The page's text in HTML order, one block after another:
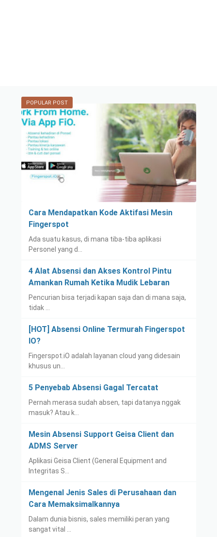
POPULAR POST
Cara Mendapatkan Kode Aktifasi Mesin
Fingerspot
Ada suatu kasus, di mana tiba-tiba aplikasi
Personel yang d…
4 Alat Absensi dan Akses Kontrol Pintu
Amankan Rumah Ketika Mudik Lebaran
Pencurian bisa terjadi kapan saja dan di mana saja,
tidak …
[HOT] Absensi Online Termurah Fingerspot
IO?
Fingerspot.iO adalah layanan cloud yang didesain
khusus un…
5 Penyebab Absensi Gagal Tercatat
Pernah merasa sudah absen, tapi datanya nggak
masuk? Atau k…
Mesin Absensi Support Geisa Client dan
ADMS Server
Aplikasi Geisa Client (General Equipment and
Integritas S…
Mengenal Jenis Sales di Perusahaan dan
Cara Memaksimalkannya
Dalam dunia bisnis, sales memiliki peran yang
sangat vital …